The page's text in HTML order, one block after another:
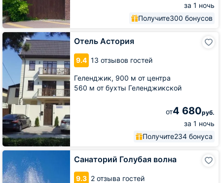
за 1 ночь
Получите300 бонусов
Отель Астория
9.4 13 отзывов гостей
Геленджик, 900 м от центра
560 м от бухты Геленджикской
от4 680руб.
за 1 ночь
Получите234 бонуса
Отель
Астория
Санаторий Голубая волна
9.3 2 отзыва гостей
Санаторий
Голубая
волна